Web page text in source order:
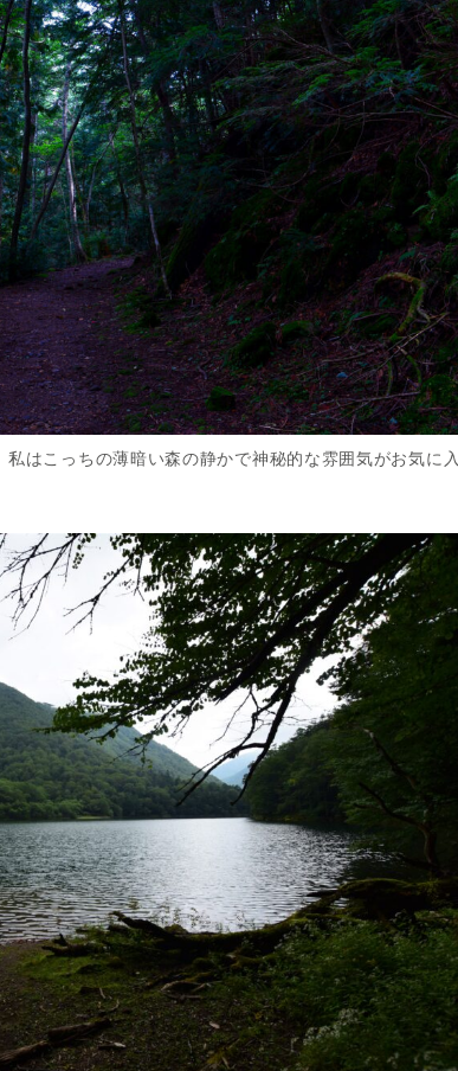
はこっちの薄暗い森の静かで神秘的な雰囲気がお気に